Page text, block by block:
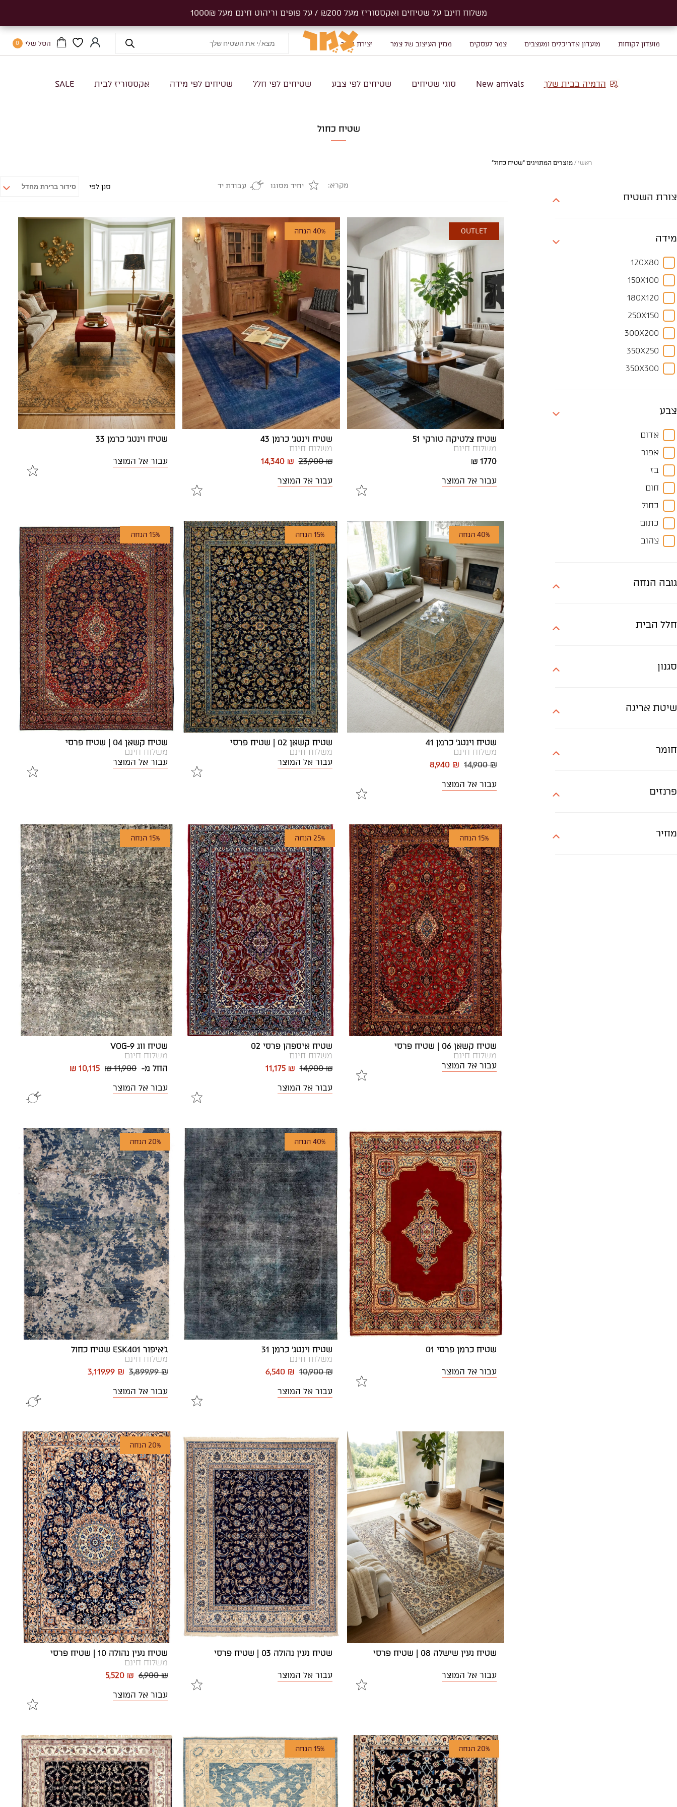
מועדון לקוחות מועדון אדריכלים ומעצבים צמר לעסקים מגזין העיצוב של צמר יצירת קשר
search
הסל שלי 0
הדמיה בבית שלך New arrivals סוגי שטיחים שטיחים לפי צבע שטיחים לפי חלל שטיחים לפי מידה אקססוריז לבית SALE
שטיח כחול
ראשי / מוצרים המתויגים “שטיח כחול”
צורת השטיח
מידה
120X80
150X100
180X120
250X150
300X200
350X250
350X300
90X60
קוטר 250
צבע
אדום
אפור
בז
חום
כחול
כתום
צהוב
גובה הנחה
חלל הבית
סגנון
שיטת אריגה
חומר
פרנזים
מחיר
מקרא: יחיד מסוגו עבודת יד סנן לפי
OUTLET
שטיח צלטיקה טורקי 51
משלוח חינם
1770 ₪
עבור אל המוצר
40% הנחה
שטיח וינטג' כרמן 43
משלוח חינם
23,900 ₪
14,340 ₪
עבור אל המוצר
שטיח וינטג' כרמן 33
עבור אל המוצר
40% הנחה
שטיח וינטג' כרמן 41
משלוח חינם
14,900 ₪
8,940 ₪
עבור אל המוצר
15% הנחה
שטיח קשאן 02 | שטיח פרסי
משלוח חינם
עבור אל המוצר
15% הנחה
שטיח קשאן 04 | שטיח פרסי
משלוח חינם
עבור אל המוצר
15% הנחה
שטיח קשאן 06 | שטיח פרסי
משלוח חינם
עבור אל המוצר
25% הנחה
שטיח איספהן פרסי 02
משלוח חינם
14,900 ₪
11,175 ₪
עבור אל המוצר
15% הנחה
שטיח ווג VOG-9
משלוח חינם
החל מ- ₪ 11,900
₪ 10,115
עבור אל המוצר
שטיח כרמן פרסי 01
עבור אל המוצר
40% הנחה
שטיח וינטג' כרמן 31
משלוח חינם
10,900 ₪
6,540 ₪
עבור אל המוצר
20% הנחה
ג'איפור ESK401 שטיח כחול
משלוח חינם
3,899.99 ₪
3,119.99 ₪
עבור אל המוצר
שטיח נעין שישלה 08 | שטיח פרסי
עבור אל המוצר
שטיח נעין נהולה 03 | שטיח פרסי
עבור אל המוצר
20% הנחה
שטיח נעין נהולה 10 | שטיח פרסי
משלוח חינם
6,900 ₪
5,520 ₪
עבור אל המוצר
20% הנחה 15% הנחה
משלוח חינם על שטיחים ואקססוריז מעל ₪200 / על פופים וריהוט חינם מעל 1000₪
משלוח חינם על שטיחים ואקססוריז מעל ₪200 / על פופים וריהוט חינם מעל 1000₪